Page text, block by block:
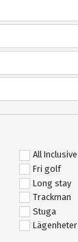
All Inclusive
Fri golf
Long stay
Trackman
Stuga
Lägenheter